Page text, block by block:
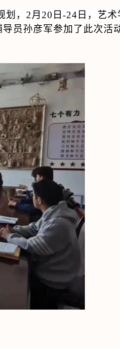
， 2月 20 日 -24 日，艺术
导员孙彦军参加了此次活